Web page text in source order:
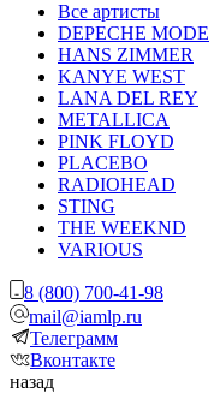
Все артисты
DEPECHE MODE
HANS ZIMMER
KANYE WEST
LANA DEL REY
METALLICA
PINK FLOYD
PLACEBO
RADIOHEAD
STING
THE WEEKND
VARIOUS
8 (800) 700-41-98
mail@iamlp.ru
Телеграмм
Вконтакте
назад